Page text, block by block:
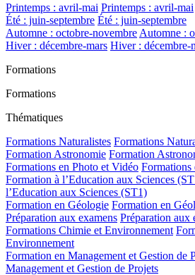
Printemps : avril-mai Printemps : avril-mai
Été : juin-septembre Été : juin-septembre
Automne : octobre-novembre Automne :
Hiver : décembre-mars Hiver : décembre-
Formations
Formations
Thématiques
Formations Naturalistes Formations
Formation Astronomie Formation
Formations en Photo et Vidéo Formations
Formation à l’Education aux Sciences
l’Education aux Sciences (ST1)
Formation en Géologie Formation en
Préparation aux examens Préparation aux
Formations Chimie et Environnement
Environnement
Formation en Management et Gestion de
Management et Gestion de Projets